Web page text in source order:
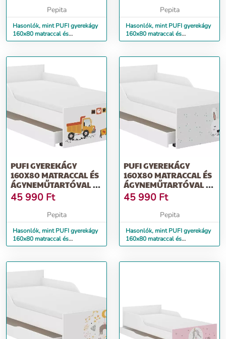
Pepita
Hasonlók, mint PUFI gyerekágy
160x80 matraccal és
ágyneműtartóval - boho maci
Pepita
Hasonlók, mint PUFI gyerekágy
160x80 matraccal és
ágyneműtartóval - indián medve
PUFI GYEREKÁGY
160X80 MATRACCAL ÉS
ÁGYNEMŰTARTÓVAL -
ÉPÍTESI TERÜLET
45 990 Ft
Pepita
Hasonlók, mint PUFI gyerekágy
160x80 matraccal és
ágyneműtartóval - építesi terület
PUFI GYEREKÁGY
160X80 MATRACCAL ÉS
ÁGYNEMŰTARTÓVAL -
ERDEI ÁLLATKÁK
45 990 Ft
Pepita
Hasonlók, mint PUFI gyerekágy
160x80 matraccal és
ágyneműtartóval - erdei állatkák